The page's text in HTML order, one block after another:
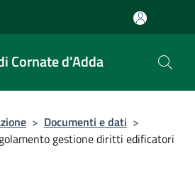
Cornate d'Adda
> Documenti e dati >
gestione diritti edificatori